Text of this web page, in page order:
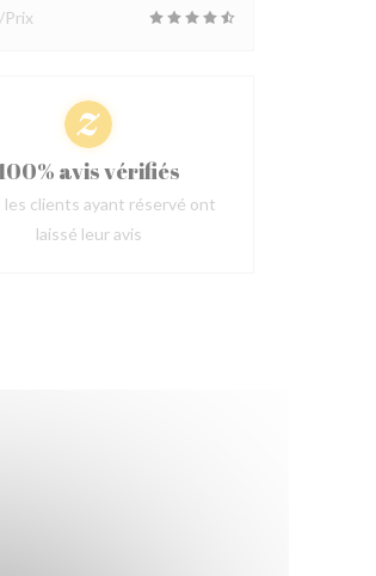
avis vérifiés
les clients ayant réservé ont
laissé leur avis